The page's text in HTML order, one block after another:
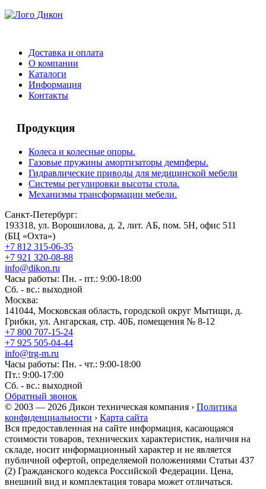
Доставка и оплата
О компании
Каталоги
Информация
Контакты
Продукция
Колеса и колесные опоры.
Газовые пружины амортизаторы демпферы.
Гидравлические приводы для медицинской мебели
Системы регулировки высоты стола.
Механизмы трансформации мебели.
Санкт-Петербург:
193318, ул. Ворошилова, д. 2, лит. АБ, пом. 5Н, офис 511
(БЦ «Охта»)
+7 812 315-06-35
+7 921 320-08-88
info@dikon.ru
Часы работы: Пн. - пт.: 9:00-18:00
Сб. - вс.: выходной
Москва:
141044, Московская область, городской округ Мытищи, д.
Грибки, ул. Ангарская, стр. 40Б, помещения № 8-12
+7 800 707-15-24
+7 925 505-04-44
info@trg-m.ru
Часы работы: Пн. - чт.: 9:00-18:00
Пт.: 9:00-17:00
Сб. - вс.: выходной
Обратный звонок
© 2003 — 2026 Дикон техническая компания › Политика
конфиденциальности › Карта сайта
Вся предоставленная на сайте информация, касающаяся
стоимости товаров, технических характеристик, наличия на
складе, носит информационный характер и не является
публичной офертой, определяемой положениями Статьи 437
(2) Гражданского кодекса Российской Федерации. Цена,
внешний вид и комплектация товара может отличаться.